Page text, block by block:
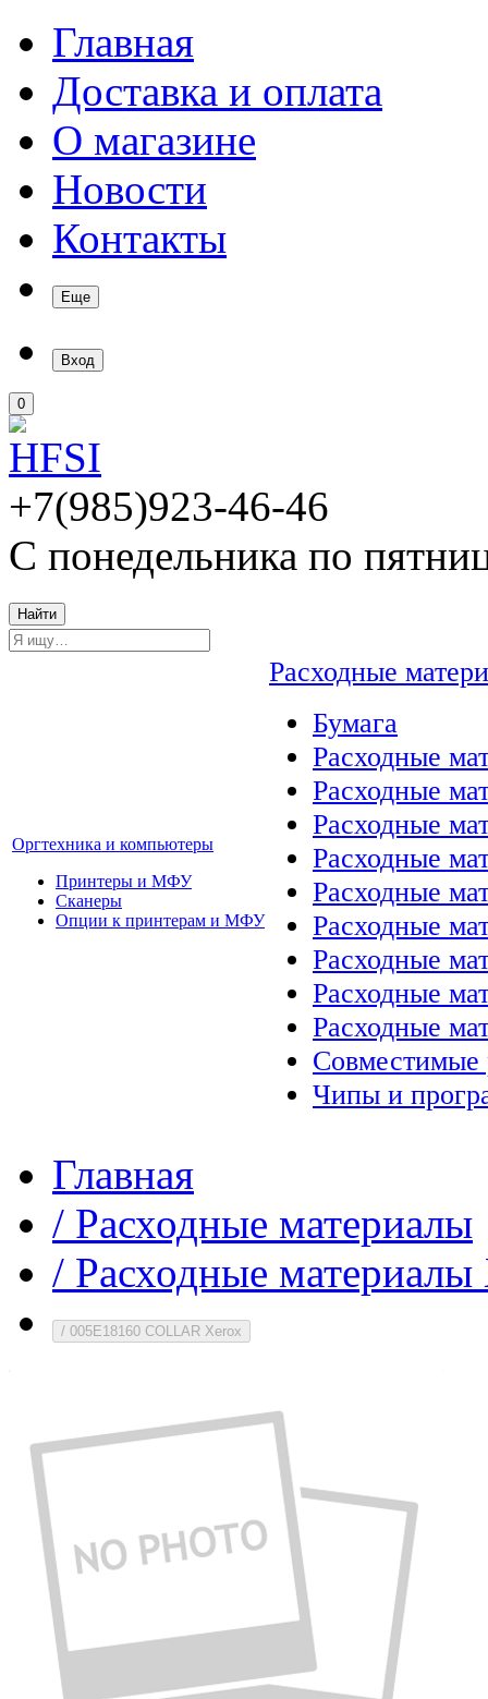
Главная
Доставка и оплата
О магазине
Новости
Контакты
Еще
Вход
0
+7(985)923-46-46
С понедельника по
Найти
Оргтехника и компьютеры
Принтеры и МФУ
Сканеры
Опции к принтерам и МФУ
Расходные
Бумага
Расходные
Расходные
Расходные
Расходные
Расходные
Расходные
Расходные
Расходные
Расходные
Совместимые
Чипы и
Главная
/ Расходные материалы
/ Расходные
/ 005E18160 COLLAR Xerox